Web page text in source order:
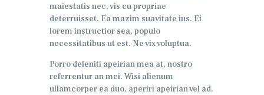
maiestatis nec, vis cu propriae
deterruisset. Ea mazim suavitate ius. Ei
lorem instructior sea, populo
necessitatibus ut est. Ne vix voluptua.
Porro deleniti apeirian mea at, nostro
referrentur an mei. Wisi alienum
ullamcorper ea duo, aperiri apeirian vel ad.